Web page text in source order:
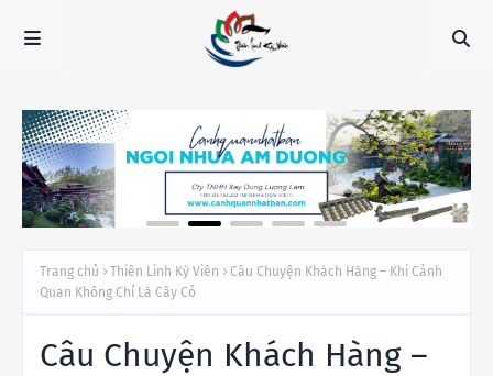
Trang chủ Thiên Linh Kỳ Viên
Câu Chuyện Khách Hàng – Khi Cảnh
Quan Không Chỉ Là Cây Cỏ
Câu Chuyện Khách Hàng –